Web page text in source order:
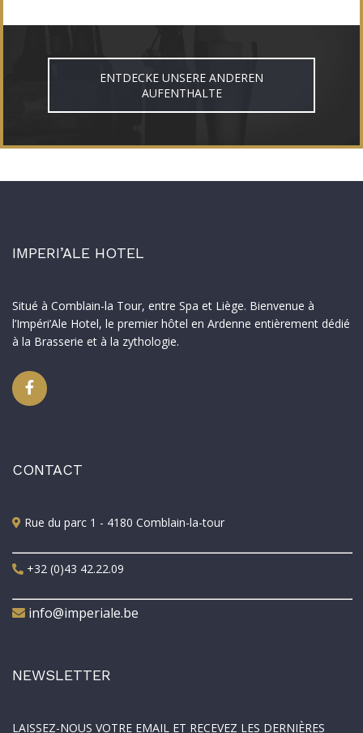
ENTDECKE UNSERE ANDEREN
AUFENTHALTE
IMPERI’ALE HOTEL
Situé à Comblain-la Tour, entre Spa et Liège. Bienvenue à
l’Impéri’Ale Hotel, le premier hôtel en Ardenne entièrement dédié
à la Brasserie et à la zythologie.
CONTACT
Rue du parc 1 - 4180 Comblain-la-tour
+32 (0)43 42.22.09
info@imperiale.be
NEWSLETTER
LAISSEZ-NOUS VOTRE EMAIL ET RECEVEZ LES DERNIÈRES